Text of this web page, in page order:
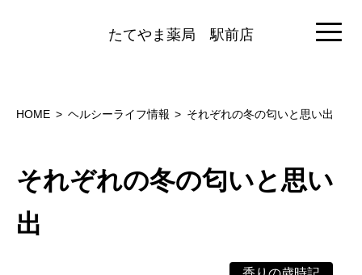
たてやま薬局 駅前店
HOME ヘルシーライフ情報 それぞれの冬の匂いと思い出
それぞれの冬の匂いと思い
出